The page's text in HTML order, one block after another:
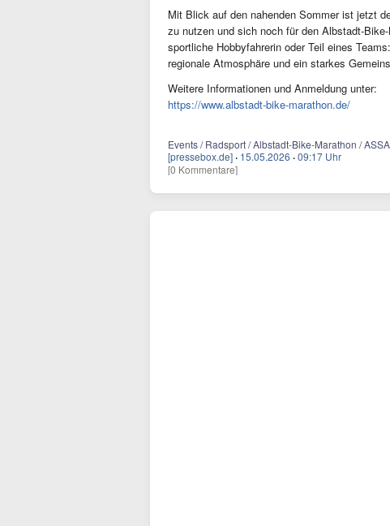
Mit Blick auf den nahenden Sommer ist jetzt
zu nutzen und sich noch für den Albstadt-
sportliche Hobbyfahrerin oder Teil eines
regionale Atmosphäre und ein starkes
Weitere Informationen und Anmeldung unter:
https://www.albstadt-bike-marathon.de/
Events / Radsport / Albstadt-Bike-Marathon /
[pressebox.de] · 15.05.2026 ·09:17 Uhr
[0 Kommentare]